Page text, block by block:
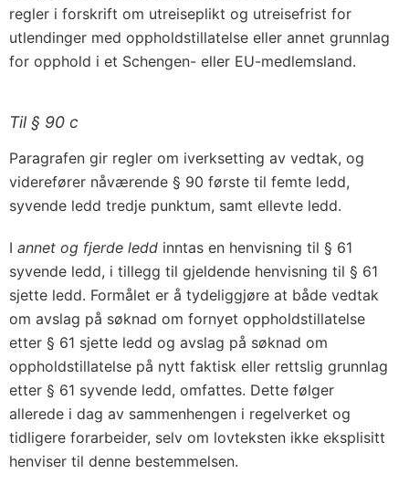
regler i forskrift om utreiseplikt og utreisefrist for
utlendinger med oppholdstillatelse eller annet grunnlag
for opphold i et Schengen- eller EU-medlemsland.
Til § 90 c
Paragrafen gir regler om iverksetting av vedtak, og
viderefører nåværende § 90 første til femte ledd,
syvende ledd tredje punktum, samt ellevte ledd.
I annet og fjerde ledd inntas en henvisning til § 61
syvende ledd, i tillegg til gjeldende henvisning til § 61
sjette ledd. Formålet er å tydeliggjøre at både vedtak
om avslag på søknad om fornyet oppholdstillatelse
etter § 61 sjette ledd og avslag på søknad om
oppholdstillatelse på nytt faktisk eller rettslig grunnlag
etter § 61 syvende ledd, omfattes. Dette følger
allerede i dag av sammenhengen i regelverket og
tidligere forarbeider, selv om lovteksten ikke eksplisitt
henviser til denne bestemmelsen.